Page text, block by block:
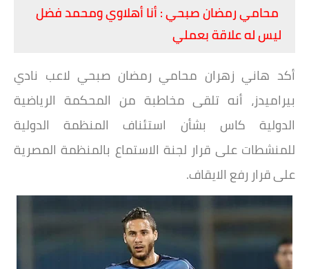
محامي رمضان صبحي : أنا أهلاوي ومحمد فضل
ليس له علاقة بعملي
أكد هاني زهران محامي رمضان صبحي لاعب نادي
بيراميدز، أنه تلقى مخاطبة من المحكمة الرياضية
الدولية كاس بشأن استئناف المنظمة الدولية
للمنشطات على قرار لجنة الاستماع بالمنظمة المصرية
على قرار رفع الايقاف.